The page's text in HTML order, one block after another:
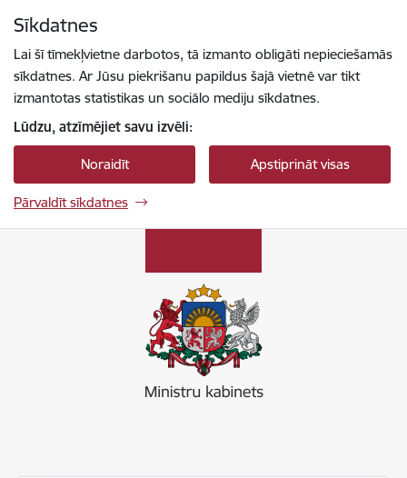
Sīkdatnes
Lai šī tīmekļvietne darbotos, tā izmanto obligāti nepieciešamās
sīkdatnes. Ar Jūsu piekrišanu papildus šajā vietnē var tikt
izmantotas statistikas un sociālo mediju sīkdatnes.
Lūdzu, atzīmējiet savu izvēli:
Noraidīt Apstiprināt visas
Pārvaldīt sīkdatnes